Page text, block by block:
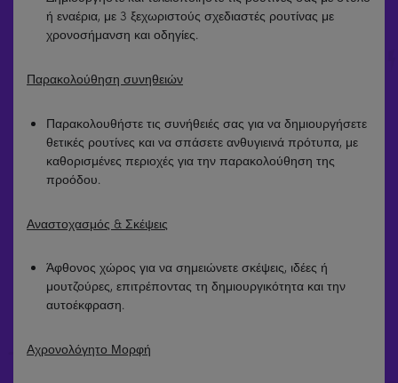
ή εναέρια, με 3 ξεχωριστούς σχεδιαστές ρουτίνας με
χρονοσήμανση και οδηγίες.
Παρακολούθηση συνηθειών
Παρακολουθήστε τις συνήθειές σας για να δημιουργήσετε
θετικές ρουτίνες και να σπάσετε ανθυγιεινά πρότυπα, με
καθορισμένες περιοχές για την παρακολούθηση της
προόδου.
Αναστοχασμός & Σκέψεις
Άφθονος χώρος για να σημειώνετε σκέψεις, ιδέες ή
μουτζούρες, επιτρέποντας τη δημιουργικότητα και την
αυτοέκφραση.
Αχρονολόγητο Μορφή